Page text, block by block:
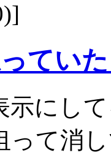
てい
示にし
って消